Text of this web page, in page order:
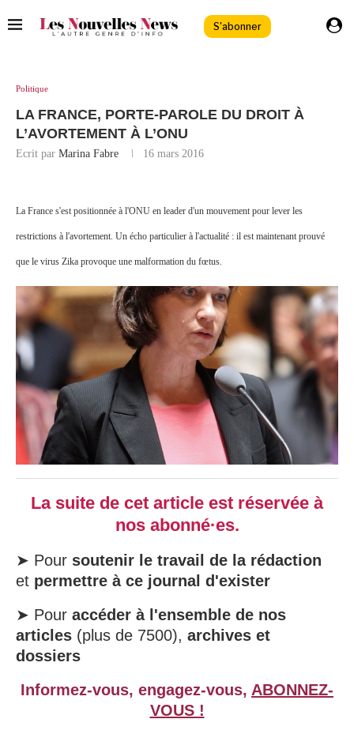
S'abonner
Politique
LA FRANCE, PORTE-PAROLE DU DROIT À
L’AVORTEMENT À L’ONU
Ecrit par Marina Fabre 16 mars 2016
La France s'est positionnée à l'ONU en leader d'un mouvement pour lever les
restrictions à l'avortement. Un écho particulier à l'actualité : il est maintenant prouvé
que le virus Zika provoque une malformation du fœtus.
La suite de cet article est réservée à
nos abonné·es.
➤ Pour soutenir le travail de la rédaction
et permettre à ce journal d'exister
➤ Pour accéder à l'ensemble de nos
articles (plus de 7500), archives et
dossiers
Informez-vous, engagez-vous, ABONNEZ-
VOUS !